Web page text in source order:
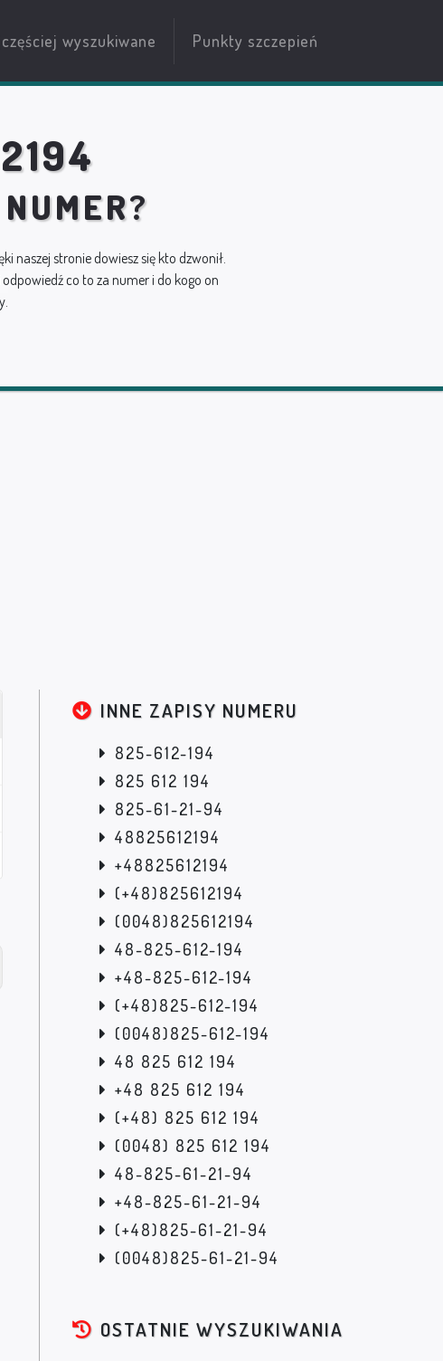
wyszukiwane Punkty szczepień
naszej stronie dowiesz się kto dzwonił.
co to za numer i do kogo on
INNE ZAPISY NUMERU
825-612-194
825 612 194
825-61-21-94
48825612194
+48825612194
(+48)825612194
(0048)825612194
48-825-612-194
+48-825-612-194
(+48)825-612-194
(0048)825-612-194
48 825 612 194
+48 825 612 194
(+48) 825 612 194
(0048) 825 612 194
48-825-61-21-94
+48-825-61-21-94
(+48)825-61-21-94
(0048)825-61-21-94
OSTATNIE WYSZUKIWANIA